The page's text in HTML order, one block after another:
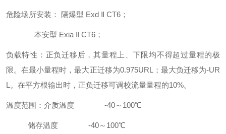
危险场所安装： 隔爆型 Exd Ⅱ CT6；
本安型 Exia Ⅱ CT6；
负载特性：正负迁移后，其量程上、下限均不得超过量程的极
限。在最小量程时，最大正迁移为0.975URL；最大负迁移为-UR
L。在平方根输出时，正负迁移可调校流量量程的10%。
温度范围：介质温度 -40～100℃
储存温度 -40～100℃